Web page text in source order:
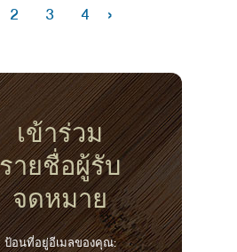
2 3 4 ›
เข้าร่วม
รายชื่อผู้รับ
จดหมาย
ป้อนที่อยู่อีเมลของคุณ: